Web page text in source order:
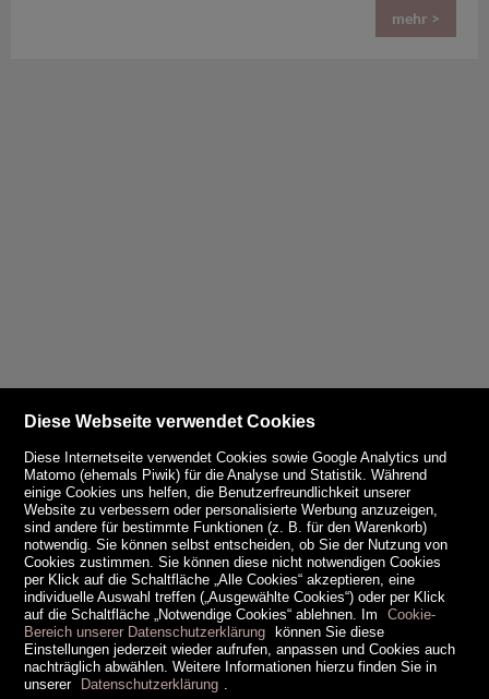
mehr >
Diese Webseite verwendet Cookies
Diese Internetseite verwendet Cookies sowie Google Analytics und
Matomo (ehemals Piwik) für die Analyse und Statistik. Während
einige Cookies uns helfen, die Benutzerfreundlichkeit unserer
Website zu verbessern oder personalisierte Werbung anzuzeigen,
sind andere für bestimmte Funktionen (z. B. für den Warenkorb)
notwendig. Sie können selbst entscheiden, ob Sie der Nutzung von
Cookies zustimmen. Sie können diese nicht notwendigen Cookies
per Klick auf die Schaltfläche „Alle Cookies“ akzeptieren, eine
individuelle Auswahl treffen („Ausgewählte Cookies“) oder per Klick
auf die Schaltfläche „Notwendige Cookies“ ablehnen. Im
Cookie-
Bereich unserer Datenschutzerklärung können Sie diese
Einstellungen jederzeit wieder aufrufen, anpassen und Cookies auch
nachträglich abwählen. Weitere Informationen hierzu finden Sie in
unserer Datenschutzerklärung